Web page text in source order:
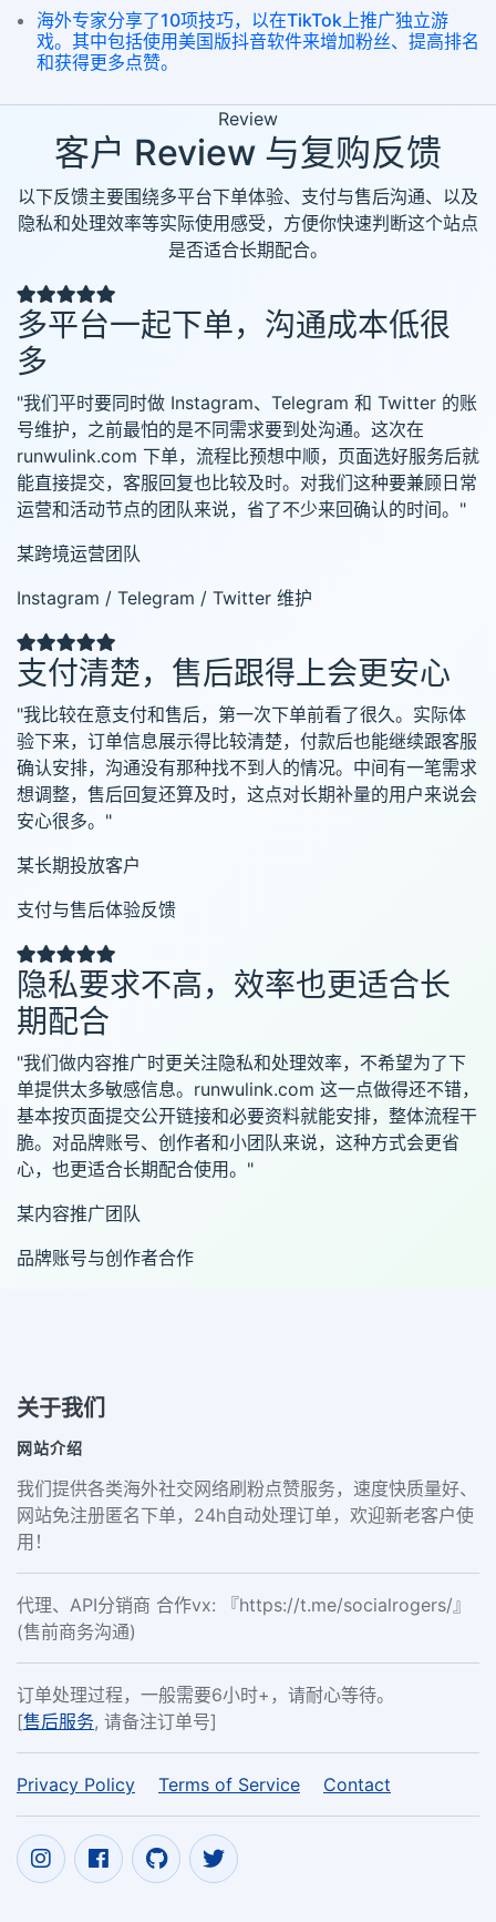
海外专家分享了10项技巧，以在TikTok上推广独立游
戏。其中包括使用美国版抖音软件来增加粉丝、提高排名
和获得更多点赞。
Review
客户 Review 与复购反馈
以下反馈主要围绕多平台下单体验、支付与售后沟通、以及
隐私和处理效率等实际使用感受，方便你快速判断这个站点
是否适合长期配合。
多平台一起下单，沟通成本低很
多
"我们平时要同时做 Instagram、Telegram 和 Twitter 的账
号维护，之前最怕的是不同需求要到处沟通。这次在
runwulink.com 下单，流程比预想中顺，页面选好服务后就
能直接提交，客服回复也比较及时。对我们这种要兼顾日常
运营和活动节点的团队来说，省了不少来回确认的时间。"
某跨境运营团队
Instagram / Telegram / Twitter 维护
支付清楚，售后跟得上会更安心
"我比较在意支付和售后，第一次下单前看了很久。实际体
验下来，订单信息展示得比较清楚，付款后也能继续跟客服
确认安排，沟通没有那种找不到人的情况。中间有一笔需求
想调整，售后回复还算及时，这点对长期补量的用户来说会
安心很多。"
某长期投放客户
支付与售后体验反馈
隐私要求不高，效率也更适合长
期配合
"我们做内容推广时更关注隐私和处理效率，不希望为了下
单提供太多敏感信息。runwulink.com 这一点做得还不错，
基本按页面提交公开链接和必要资料就能安排，整体流程干
脆。对品牌账号、创作者和小团队来说，这种方式会更省
心，也更适合长期配合使用。"
某内容推广团队
品牌账号与创作者合作
关于我们
网站介绍
我们提供各类海外社交网络刷粉点赞服务，速度快质量好、
网站免注册匿名下单，24h自动处理订单，欢迎新老客户使
用！
代理、API分销商 合作vx: 『https://t.me/socialrogers/』
(售前商务沟通)
订单处理过程，一般需要6小时+，请耐心等待。
[售后服务, 请备注订单号]
Privacy Policy Terms of Service Contact